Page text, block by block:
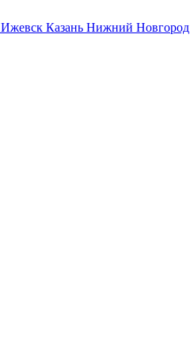
Ижевск Казань Нижний Новгород